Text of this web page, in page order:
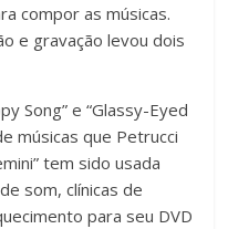
compor as músicas.
e gravação levou dois
Song” e “Glassy-Eyed
músicas que Petrucci
tem sido usada
som, clínicas de
para seu DVD